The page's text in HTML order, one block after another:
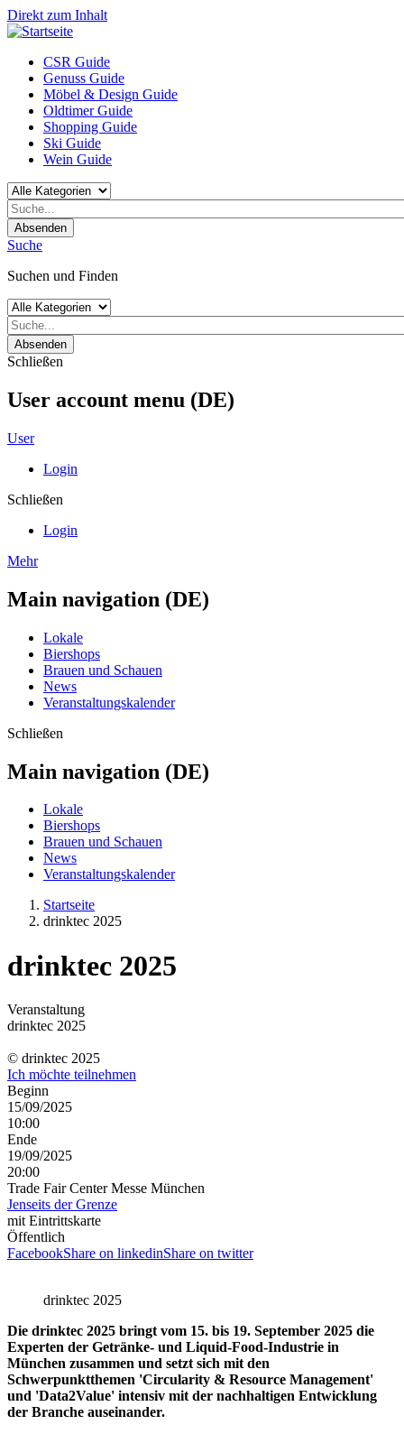
Direkt zum Inhalt
CSR Guide
Genuss Guide
Möbel & Design Guide
Oldtimer Guide
Shopping Guide
Ski Guide
Wein Guide
Absenden
Suche
Suchen und Finden
Absenden
Schließen
User account menu (DE)
User
Login
Schließen
Login
Mehr
Main navigation (DE)
Lokale
Biershops
Brauen und Schauen
News
Veranstaltungskalender
Schließen
Main navigation (DE)
Lokale
Biershops
Brauen und Schauen
News
Veranstaltungskalender
Startseite
drinktec 2025
drinktec 2025
Veranstaltung
drinktec 2025
© drinktec 2025
Ich möchte teilnehmen
Beginn
15/09/2025
10:00
Ende
19/09/2025
20:00
Trade Fair Center Messe München
Jenseits der Grenze
mit Eintrittskarte
Öffentlich
FacebookShare on linkedinShare on twitter
drinktec 2025
Die drinktec 2025 bringt vom 15. bis 19. September 2025 die
Experten der Getränke- und Liquid-Food-Industrie in
München zusammen und setzt sich mit den
Schwerpunktthemen 'Circularity & Resource Management'
und 'Data2Value' intensiv mit der nachhaltigen Entwicklung
der Branche auseinander.